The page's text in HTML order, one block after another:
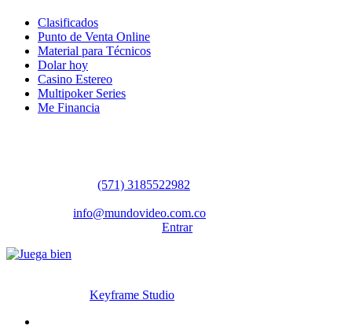
Clasificados
Punto de Venta Online
Material para Técnicos
Dolar hoy
Casino Estereo
Multipoker Series
Me Financia
(57​​1) 3185522982
info@mundovideo.com.co
Entrar
Keyframe Studio